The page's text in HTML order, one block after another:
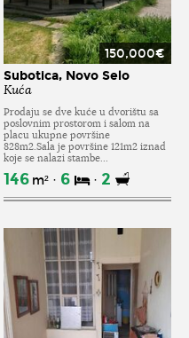
150,000€
Subotica, Novo Selo
Kuća
Prodaju se dve kuće u dvorištu sa
poslovnim prostorom i salom na
placu ukupne površine
828m2.Sala je površine 121m2 iznad
koje se nalazi stambe...
146 m² 6 2